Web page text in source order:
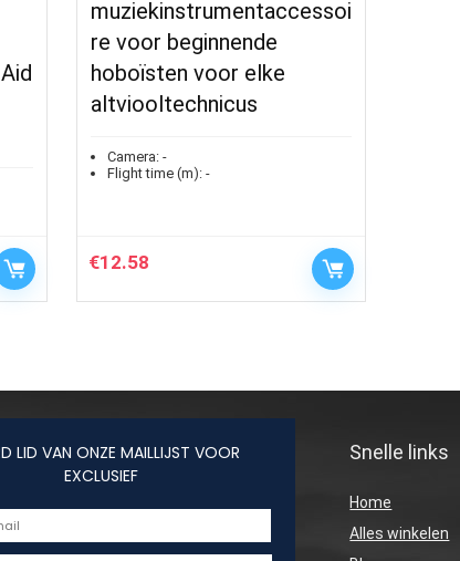
muziekinstrumentaccessoi
re voor beginnende
hoboïsten voor elke
altviooltechnicus
Camera: -
Flight time (m): -
€12.58
LID VAN ONZE MAILLIJST VOOR
EXCLUSIEF
Snelle links
Home
Alles winkelen